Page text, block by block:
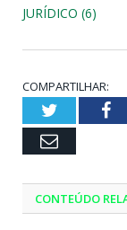
JURÍDICO (6)
COMPARTILHAR:
Twitter
Email
CONTEÚDO